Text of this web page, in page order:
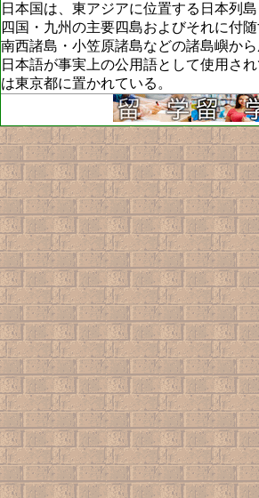
日本国は、東アジアに位置する日本列
四国・九州の主要四島およびそれに付随
南西諸島・小笠原諸島などの諸島嶼から
日本語が事実上の公用語として使用さ
は東京都に置かれている。